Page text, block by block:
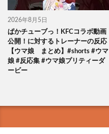
2026年8月5日
ぱかチューブっ！KFCコラボ動画
公開！に対するトレーナーの反応
【ウマ娘 まとめ】#shorts #ウマ
娘 #反応集 #ウマ娘プリティーダ
ービー